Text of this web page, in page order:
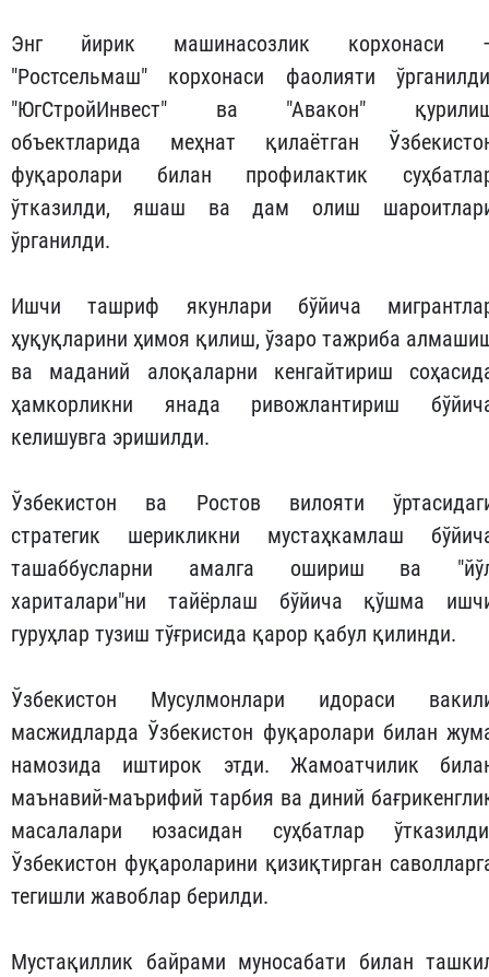
Энг йирик машинасозлик корхонаси
"Ростсельмаш" корхонаси фаолияти
"ЮгСтройИнвест" ва "Авакон"
объектларида меҳнат қилаётган
фуқаролари билан профилактик
ўтказилди, яшаш ва дам олиш
ўрганилди.
Ишчи ташриф якунлари бўйича
ҳуқуқларини ҳимоя қилиш, ўзаро тажриба
ва маданий алоқаларни кенгайтириш
ҳамкорликни янада ривожлантириш
келишувга эришилди.
Ўзбекистон ва Ростов вилояти
стратегик шерикликни мустаҳкамлаш
ташаббусларни амалга ошириш ва
хариталари"ни тайёрлаш бўйича қўшма
гуруҳлар тузиш тўғрисида қарор қабул қилинди.
Ўзбекистон Мусулмонлари идораси
масжидларда Ўзбекистон фуқаролари билан
намозида иштирок этди. Жамоатчилик
маънавий-маърифий тарбия ва диний
масалалари юзасидан суҳбатлар
Ўзбекистон фуқароларини қизиқтирган
тегишли жавоблар берилди.
Мустақиллик байрами муносабати билан